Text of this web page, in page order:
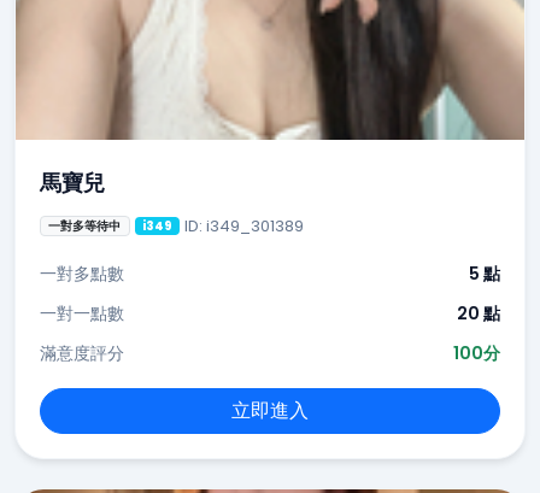
馬寶兒
一對多等待中 i349 ID: i349_301389
一對多點數
5 點
一對一點數
20 點
滿意度評分
100分
立即進入